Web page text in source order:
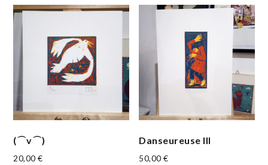
(⌒v⌒)
20,00€
Danseureuse III
50,00€